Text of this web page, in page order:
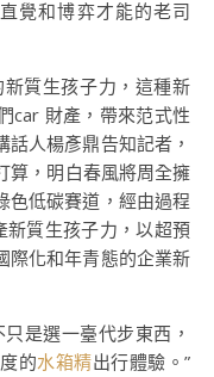
覺和博弈才能的老司
質生孩子力，這種新
car 財產，帶來范式性
話人楊彥鼎告知記者，
算，明白春風將周全擁
色低碳賽道，經由過程
新質生孩子力，以超預
際化和年青態的企業新
是選一臺代步東西，
的水箱精出行體驗。”